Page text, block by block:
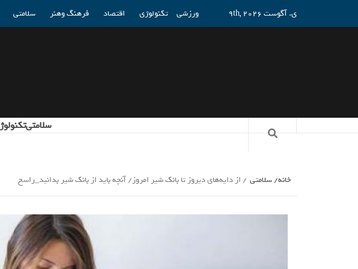
ی. آگوست 9th, 2026 ورزشی تکنولوژی اقتصاد فرهنگ وهنر سلامتی
سلامتی
خانه سلامتی از دایه‌های دیروز تا بانک شیر امروز/ آنچه باید از بانک شیر بدانید_راسخ